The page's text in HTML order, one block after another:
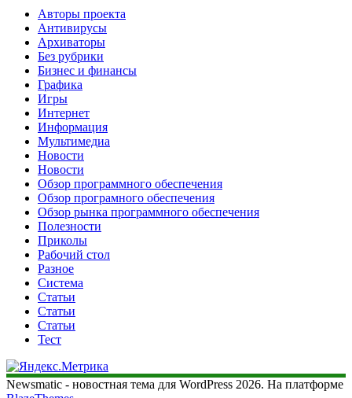
Авторы проекта
Антивирусы
Архиваторы
Без рубрики
Бизнес и финансы
Графика
Игры
Интернет
Информация
Мультимедиа
Новости
Новости
Обзор программного обеспечения
Обзор програмного обеспечения
Обзор рынка программного обеспечения
Полезности
Приколы
Рабочий стол
Разное
Система
Статьи
Статьи
Статьи
Тест
Newsmatic - новостная тема для WordPress 2026. На платформе